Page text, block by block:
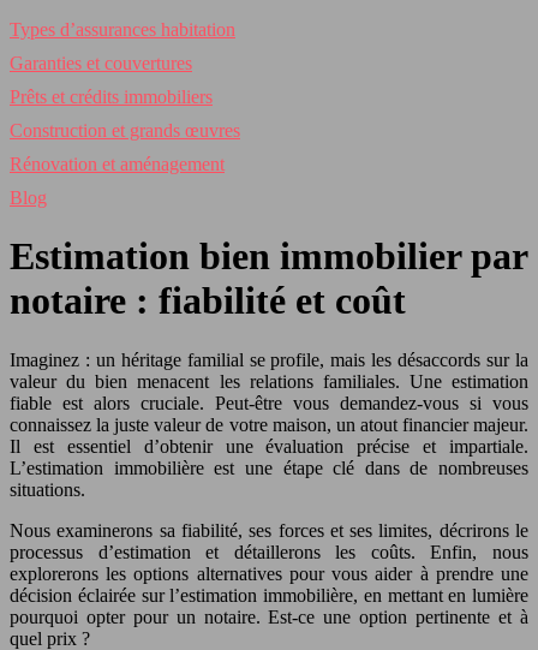
Types d’assurances habitation
Garanties et couvertures
Prêts et crédits immobiliers
Construction et grands œuvres
Rénovation et aménagement
Blog
Estimation bien immobilier par
notaire : fiabilité et coût
Imaginez : un héritage familial se profile, mais les désaccords sur la
valeur du bien menacent les relations familiales. Une estimation
fiable est alors cruciale. Peut-être vous demandez-vous si vous
connaissez la juste valeur de votre maison, un atout financier majeur.
Il est essentiel d’obtenir une évaluation précise et impartiale.
L’estimation immobilière est une étape clé dans de nombreuses
situations.
Nous examinerons sa fiabilité, ses forces et ses limites, décrirons le
processus d’estimation et détaillerons les coûts. Enfin, nous
explorerons les options alternatives pour vous aider à prendre une
décision éclairée sur l’estimation immobilière, en mettant en lumière
pourquoi opter pour un notaire. Est-ce une option pertinente et à
quel prix ?